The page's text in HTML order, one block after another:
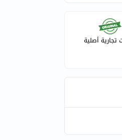
تجارية أصلية